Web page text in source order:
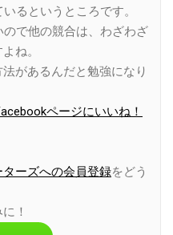
るというところです。
で他の競合は、わざわざ
ね。
があるんだと勉強になり
ページにいいね！
ーズへの会員登録をどう
！